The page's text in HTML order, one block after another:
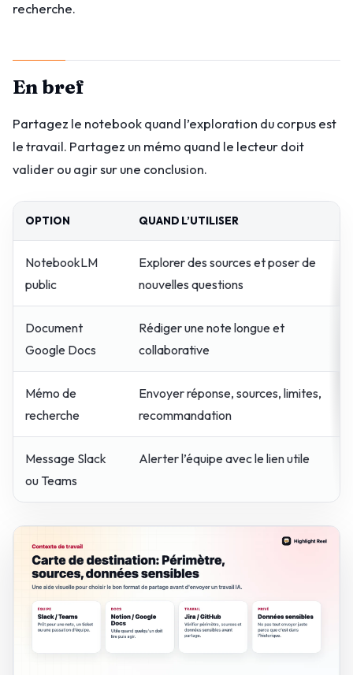
recherche.
En bref
Partagez le notebook quand l’exploration du corpus est
le travail. Partagez un mémo quand le lecteur doit
valider ou agir sur une conclusion.
OPTION QUAND L’UTILISER
NotebookLM
public
Explorer des sources et poser de
nouvelles questions
Document
Google Docs
Rédiger une note longue et
collaborative
Mémo de
recherche
Envoyer réponse, sources, limites,
recommandation
Message Slack
ou Teams
Alerter l’équipe avec le lien utile